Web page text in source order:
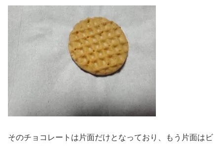
そのチョコレートは片面だけとなっており、もう片面はビ